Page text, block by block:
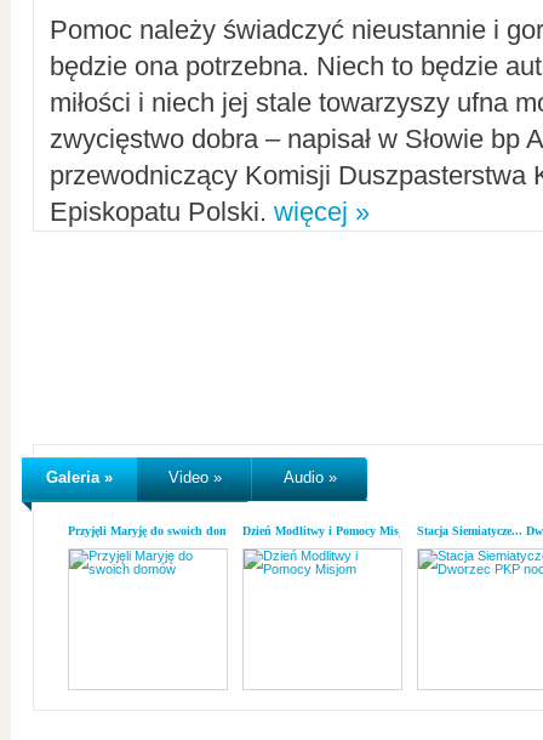
Pomoc należy świadczyć nieustannie i
będzie ona potrzebna. Niech to będzie
miłości i niech jej stale towarzyszy ufna
zwycięstwo dobra – napisał w Słowie bp
przewodniczący Komisji Duszpasterstwa
Episkopatu Polski. więcej »
Galeria » Video » Audio »
Przyjęli Maryję do swoich domówDzień Modlitwy i Pomocy MisjomStacja Siemiatycze...